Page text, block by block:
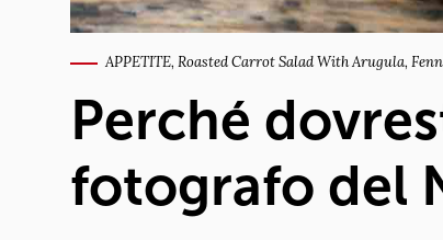
APPETITE, Roasted Carrot Salad With Arugula,
Perché
fotografo del